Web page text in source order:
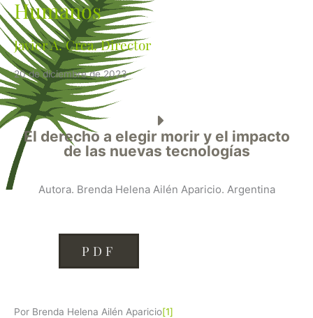
Humanos
Javier A. Crea. Director
20 de diciembre de 2023
El derecho a elegir morir y el impacto
de las nuevas tecnologías
Autora. Brenda Helena Ailén Aparicio. Argentina
PDF
Por Brenda Helena Ailén Aparicio[1]